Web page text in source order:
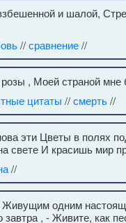
и шалой,
//сравнение//
, Моей страной
цитаты //смерть//
эти Цветы в полях
свете И красишь мир
//
одним
, - Живите, как